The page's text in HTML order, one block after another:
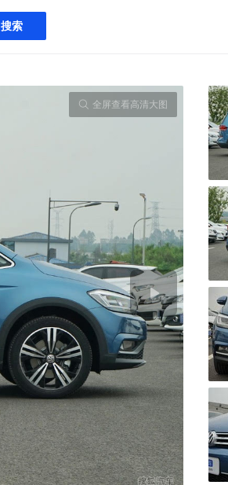
搜索
全屏查看高清大图